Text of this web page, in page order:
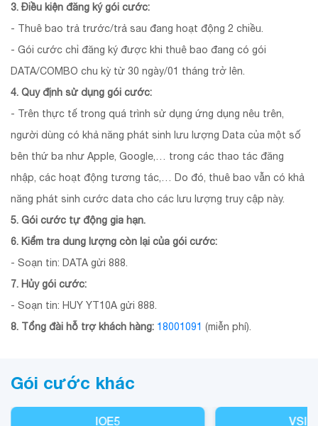
3. Điều kiện đăng ký gói cước:
- Thuê bao trả trước/trả sau đang hoạt động 2 chiều.
- Gói cước chỉ đăng ký được khi thuê bao đang có gói
DATA/COMBO chu kỳ từ 30 ngày/01 tháng trở lên.
4. Quy định sử dụng gói cước:
- Trên thực tế trong quá trình sử dụng ứng dụng nêu trên,
người dùng có khả năng phát sinh lưu lượng Data của một số
bên thứ ba như Apple, Google,… trong các thao tác đăng
nhập, các hoạt động tương tác,… Do đó, thuê bao vẫn có khả
năng phát sinh cước data cho các lưu lượng truy cập này.
5. Gói cước tự động gia hạn.
6. Kiểm tra dung lượng còn lại của gói cước:
- Soạn tin: DATA gửi 888.
7. Hủy gói cước:
- Soạn tin: HUY YT10A gửi 888.
8. Tổng đài hỗ trợ khách hàng: 18001091 (miễn phí).
Gói cước khác
IOE5